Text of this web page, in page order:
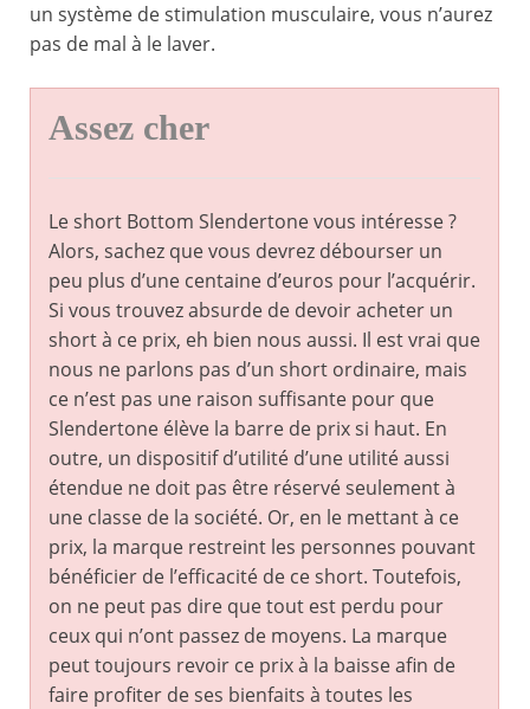
un système de stimulation musculaire, vous n’aurez
pas de mal à le laver.
Assez cher
Le short Bottom Slendertone vous intéresse ?
Alors, sachez que vous devrez débourser un
peu plus d’une centaine d’euros pour l’acquérir.
Si vous trouvez absurde de devoir acheter un
short à ce prix, eh bien nous aussi. Il est vrai que
nous ne parlons pas d’un short ordinaire, mais
ce n’est pas une raison suffisante pour que
Slendertone élève la barre de prix si haut. En
outre, un dispositif d’utilité d’une utilité aussi
étendue ne doit pas être réservé seulement à
une classe de la société. Or, en le mettant à ce
prix, la marque restreint les personnes pouvant
bénéficier de l’efficacité de ce short. Toutefois,
on ne peut pas dire que tout est perdu pour
ceux qui n’ont passez de moyens. La marque
peut toujours revoir ce prix à la baisse afin de
faire profiter de ses bienfaits à toutes les